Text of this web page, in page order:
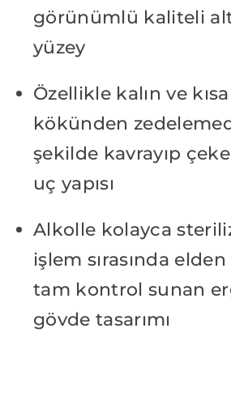
görünümlü kaliteli
yüzey
Özellikle kalın ve
kökünden
şekilde kavrayıp
uç yapısı
Alkolle kolayca
işlem sırasında
tam kontrol sunan
gövde tasarımı